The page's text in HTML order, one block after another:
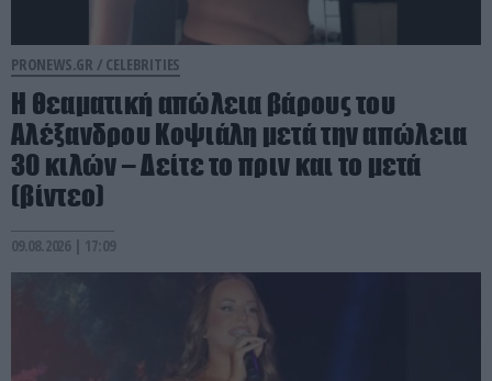
PRONEWS.GR / CELEBRITIES
Η θεαματική απώλεια βάρους του
Αλέξανδρου Κοψιάλη μετά την απώλεια
30 κιλών – Δείτε το πριν και το μετά
(βίντεο)
09.08.2026 | 17:09